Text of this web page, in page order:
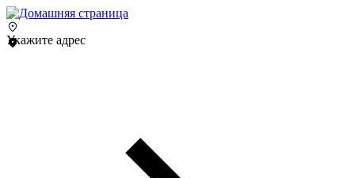
Укажите адрес